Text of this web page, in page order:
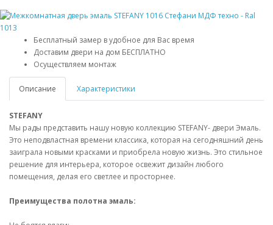
Бесплатный замер в удобное для Вас время
Доставим двери на дом БЕСПЛАТНО
Осуществляем монтаж
Описание Характеристики
STEFANY
Мы рады представить нашу новую коллекцию STEFANY- двери Эмаль.
Это неподвластная времени классика, которая на сегодняшний день
заиграла новыми красками и приобрела новую жизнь. Это стильное
решение для интерьера, которое освежит дизайн любого
помещения, делая его светлее и просторнее.
Преимущества полотна эмаль: